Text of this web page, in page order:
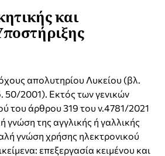
και
απολυτηρίου Λυκείου (βλ.
50/2001). Εκτός των γενικών
του άρθρου 319 του ν.4781/2021
γνώση της αγγλικής ή γαλλικής
γνώση χρήσης ηλεκτρονικού
επεξεργασία κειμένου και